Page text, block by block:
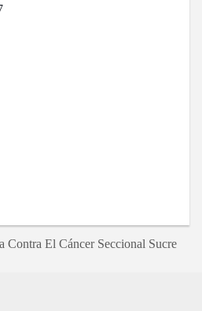
Contra El Cáncer Seccional Sucre